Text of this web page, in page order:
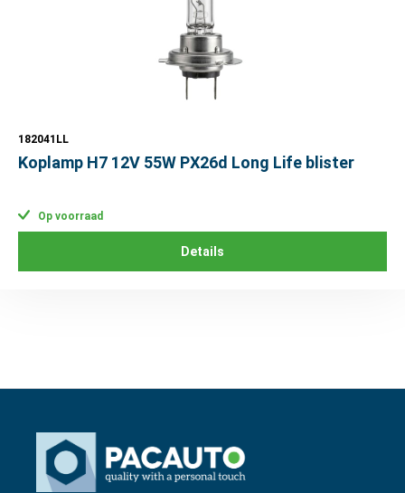
182041LL
Koplamp H7 12V 55W PX26d Long Life blister
Op voorraad
Details